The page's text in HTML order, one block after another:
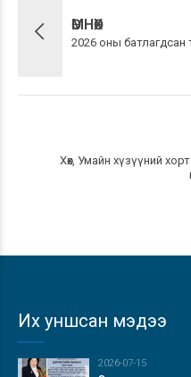
ӨМНӨХ
2026 оны батлагдсан
Хөх, Умайн хүзүүний
Их уншсан мэдээ
2026-07-15